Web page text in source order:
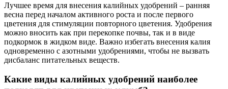
Лучшее время для внесения калийных удобрений – ранняя
весна перед началом активного роста и после первого
цветения для стимуляции повторного цветения. Удобрения
можно вносить как при перекопке почвы, так и в виде
подкормок в жидком виде. Важно избегать внесения калия
одновременно с азотными удобрениями, чтобы не вызвать
дисбаланс питательных веществ.
Какие виды калийных удобрений наиболее